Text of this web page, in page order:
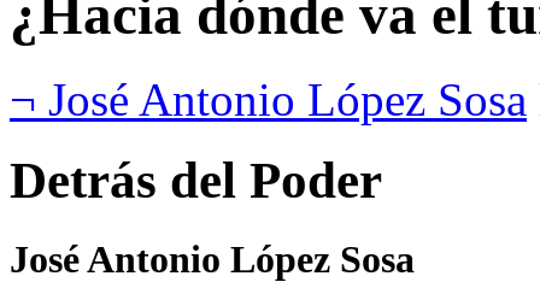
¿Hacia dónde va el
¬ José Antonio López Sosa
Detrás del Poder
José Antonio López Sosa